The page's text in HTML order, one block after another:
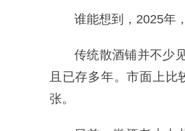
谁能想到，2025年
传统散酒铺并不少
且已存多年。市面上
张。